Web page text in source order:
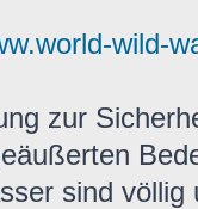
wild-
zur
sind